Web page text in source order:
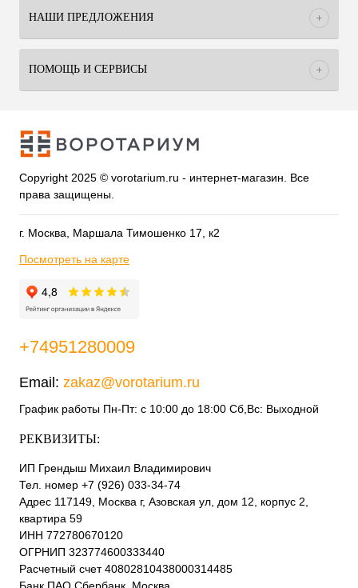
НАШИ ПРЕДЛОЖЕНИЯ
ПОМОЩЬ И СЕРВИСЫ
Copyright 2025 © vorotarium.ru - интернет-магазин. Все
права защищены.
г. Москва, Маршала Тимошенко 17, к2
Посмотреть на карте
+74951280009
Email: zakaz@vorotarium.ru
График работы Пн-Пт: с 10:00 до 18:00 Сб,Вс: Выходной
РЕКВИЗИТЫ:
ИП Грендыш Михаил Владимирович
Тел. номер +7 (926) 033-34-74
Адрес 117149, Москва г, Азовская ул, дом 12, корпус 2,
квартира 59
ИНН 772780670120
ОГРНИП 323774600333440
Расчетный счет 40802810438000314485